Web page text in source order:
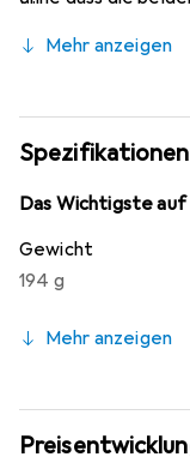
Geräte auszulösen
Mehr anzeigen
Spezifikationen
Das Wichtigste auf
Gewicht
194 g
Mehr anzeigen